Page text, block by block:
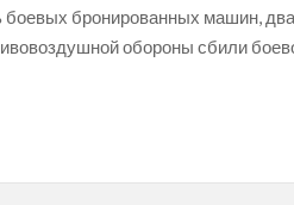
боевых бронированных машин,
обороны сбили